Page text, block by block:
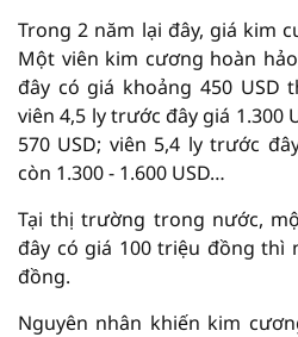
Trong 2 năm lại đây, giá kim
Một viên kim cương hoàn
đây có giá khoảng 450 USD
viên 4,5 ly trước đây giá 1.300
570 USD; viên 5,4 ly trước
còn 1.300 - 1.600 USD…
Tại thị trường trong nước,
đây có giá 100 triệu đồng thì
đồng.
Nguyên nhân khiến kim